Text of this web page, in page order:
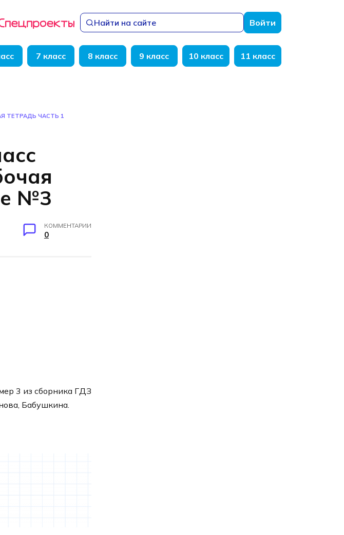
Найти на сайте Войти
7 класс 8 класс 9 класс 10 класс 11 класс
ТЕТРАДЬ ЧАСТЬ 1
№3
КОММЕНТАРИИ
0
3 из сборника ГДЗ
Бабушкина.